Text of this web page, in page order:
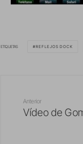
ETIQUETAS REFLEJOS DOCK
Anterior
Vídeo de